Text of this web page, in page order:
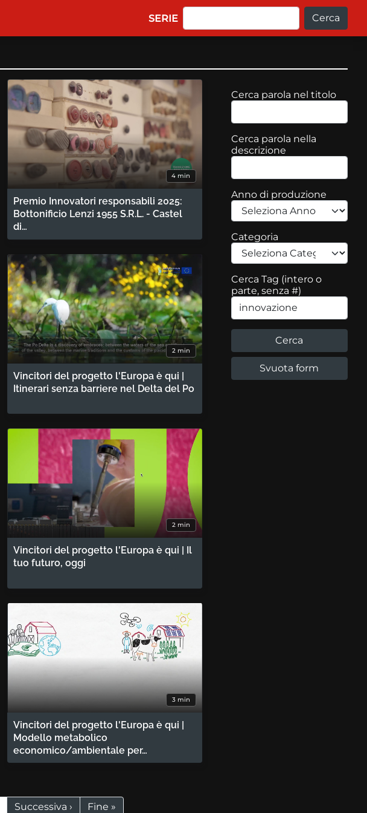
Main navigation
SERIE
4 min
Premio Innovatori responsabili 2025:
Bottonificio Lenzi 1955 S.R.L. - Castel
di…
2 min
Vincitori del progetto l'Europa è qui |
Itinerari senza barriere nel Delta del Po
2 min
Vincitori del progetto l'Europa è qui | Il
tuo futuro, oggi
3 min
Vincitori del progetto l'Europa è qui |
Modello metabolico
economico/ambientale per…
Cerca parola nel titolo
Cerca parola nella
descrizione
Anno di produzione
Categoria
Cerca Tag (intero o
parte, senza #)
Pagina successiva
Successiva › Ultima pagina
Fine »